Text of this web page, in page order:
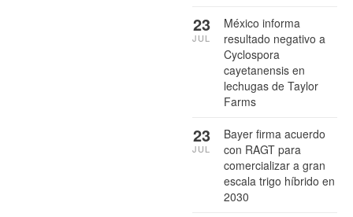
México informa
resultado negativo a
Cyclospora
cayetanensis en
lechugas de Taylor
Farms
23
JUL
Bayer firma acuerdo
con RAGT para
comercializar a gran
escala trigo híbrido en
2030
23
JUL